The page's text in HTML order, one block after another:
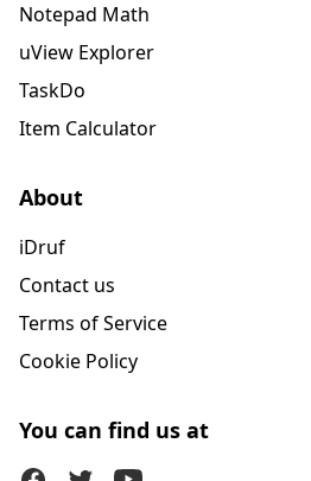
Notepad Math
uView Explorer
TaskDo
Item Calculator
About
iDruf
Contact us
Terms of Service
Cookie Policy
You can find us at